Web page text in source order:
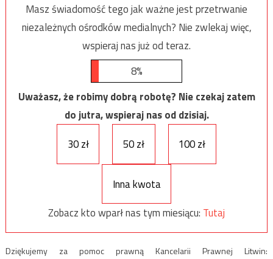
Masz świadomość tego jak ważne jest przetrwanie
niezależnych ośrodków medialnych? Nie zwlekaj więc,
wspieraj nas już od teraz.
8%
Uważasz, że robimy dobrą robotę? Nie czekaj zatem
do jutra, wspieraj nas od dzisiaj.
30 zł
50 zł 100 zł
Inna kwota
Zobacz kto wparł nas tym miesiącu: Tutaj
Dziękujemy za pomoc prawną Kancelarii Prawnej Litwin: